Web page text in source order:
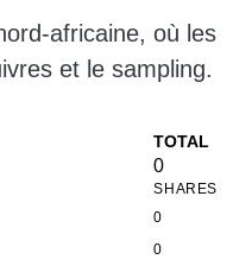
africaine, où les
et le sampling.
TOTAL
0
SHARES
0
0